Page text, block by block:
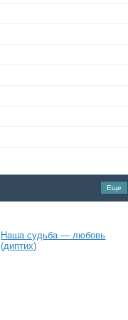
Еще
Наша судьба — любовь
(диптих)